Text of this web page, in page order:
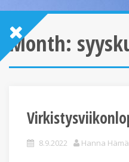
Month:
8.9.2022 Hanna